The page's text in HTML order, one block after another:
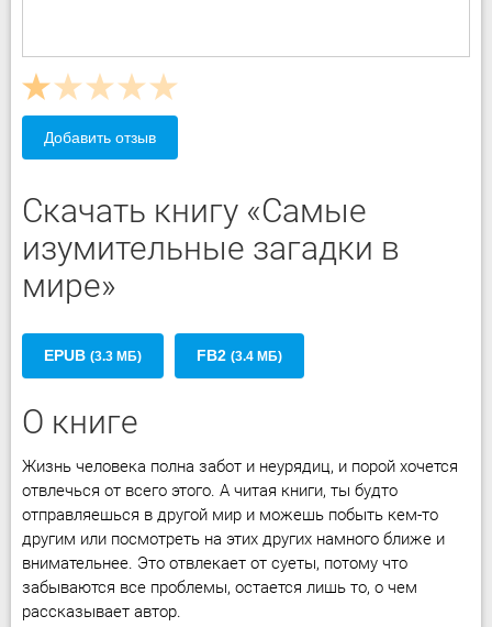
Добавить отзыв
Скачать книгу «Самые
изумительные загадки в
мире»
EPUB (3.3 МБ) FB2 (3.4 МБ)
О книге
Жизнь человека полна забот и неурядиц, и порой хочется
отвлечься от всего этого. А читая книги, ты будто
отправляешься в другой мир и можешь побыть кем-то
другим или посмотреть на этих других намного ближе и
внимательнее. Это отвлекает от суеты, потому что
забываются все проблемы, остается лишь то, о чем
рассказывает автор.